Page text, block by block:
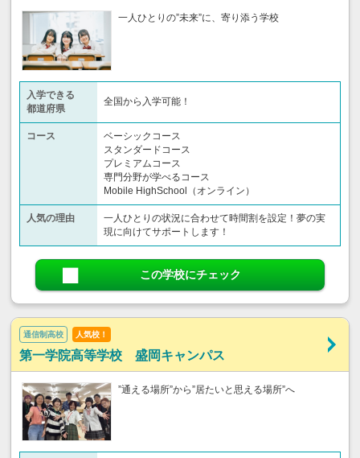
一人ひとりの”未来”に、寄り添う学校
入学できる
都道府県
全国から入学可能！
コース
ベーシックコース
スタンダードコース
プレミアムコース
専門分野が学べるコース
Mobile HighSchool（オンライン）
人気の理由
一人ひとりの状況に合わせて時間割を設定！夢の実
現に向けてサポートします！
この学校にチェック
通信制高校 人気校！
第一学院高等学校 盛岡キャンパス
”通える場所”から”居たいと思える場所”へ